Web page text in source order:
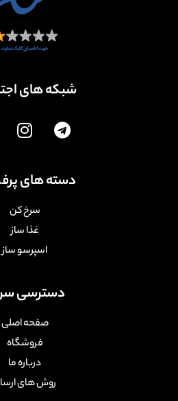
دسترسی
صفحه اصلی
فروشگاه
درباره ما
روش های
دسته های
سرخ کن
غذا ساز
اسپرسو ساز
شبکه های